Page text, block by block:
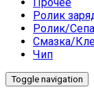
Ролик
Ролик/
Смазка/
Чип
Toggle navigation